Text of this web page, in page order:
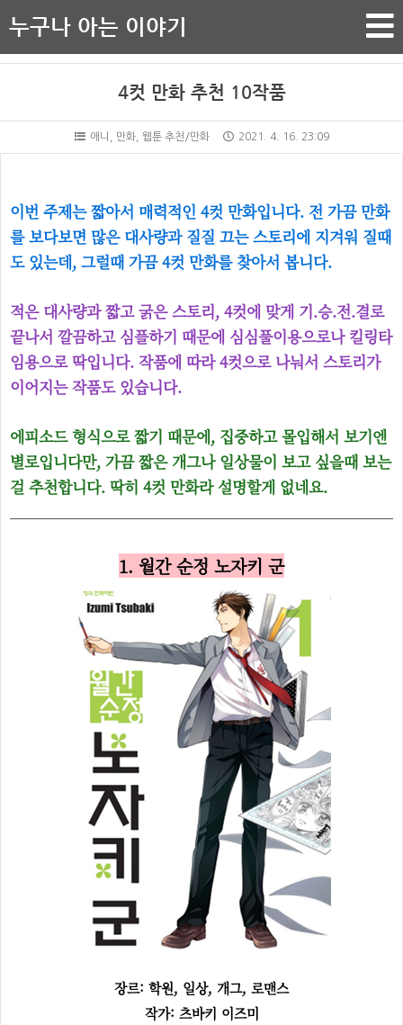
누구나 아는 이야기
4컷 만화 추천 10작품
애니, 만화, 웹툰 추천/만화 2021. 4. 16. 23:09
이번 주제는 짧아서 매력적인 4컷 만화입니다. 전 가끔 만화
를 보다보면 많은 대사량과 질질 끄는 스토리에 지겨워 질때
도 있는데, 그럴때 가끔 4컷 만화를 찾아서 봅니다.
적은 대사량과 짧고 굵은 스토리, 4컷에 맞게 기.승.전.결로
끝나서 깔끔하고 심플하기 때문에 심심풀이용으로나 킬링타
임용으로 딱입니다. 작품에 따라 4컷으로 나눠서 스토리가
이어지는 작품도 있습니다.
에피소드 형식으로 짧기 때문에, 집중하고 몰입해서 보기엔
별로입니다만, 가끔 짧은 개그나 일상물이 보고 싶을때 보는
걸 추천합니다. 딱히 4컷 만화라 설명할게 없네요.
1. 월간 순정 노자키 군
장르: 학원, 일상, 개그, 로맨스
작가: 츠바키 이즈미